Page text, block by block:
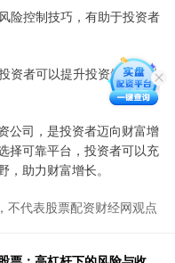
险控制技巧，有助于投资者
资者可以提升投资知识和技
公司，是投资者迈向财富增
择可靠平台，投资者可以充
助力财富增长。
不代表股票配资财经网观点